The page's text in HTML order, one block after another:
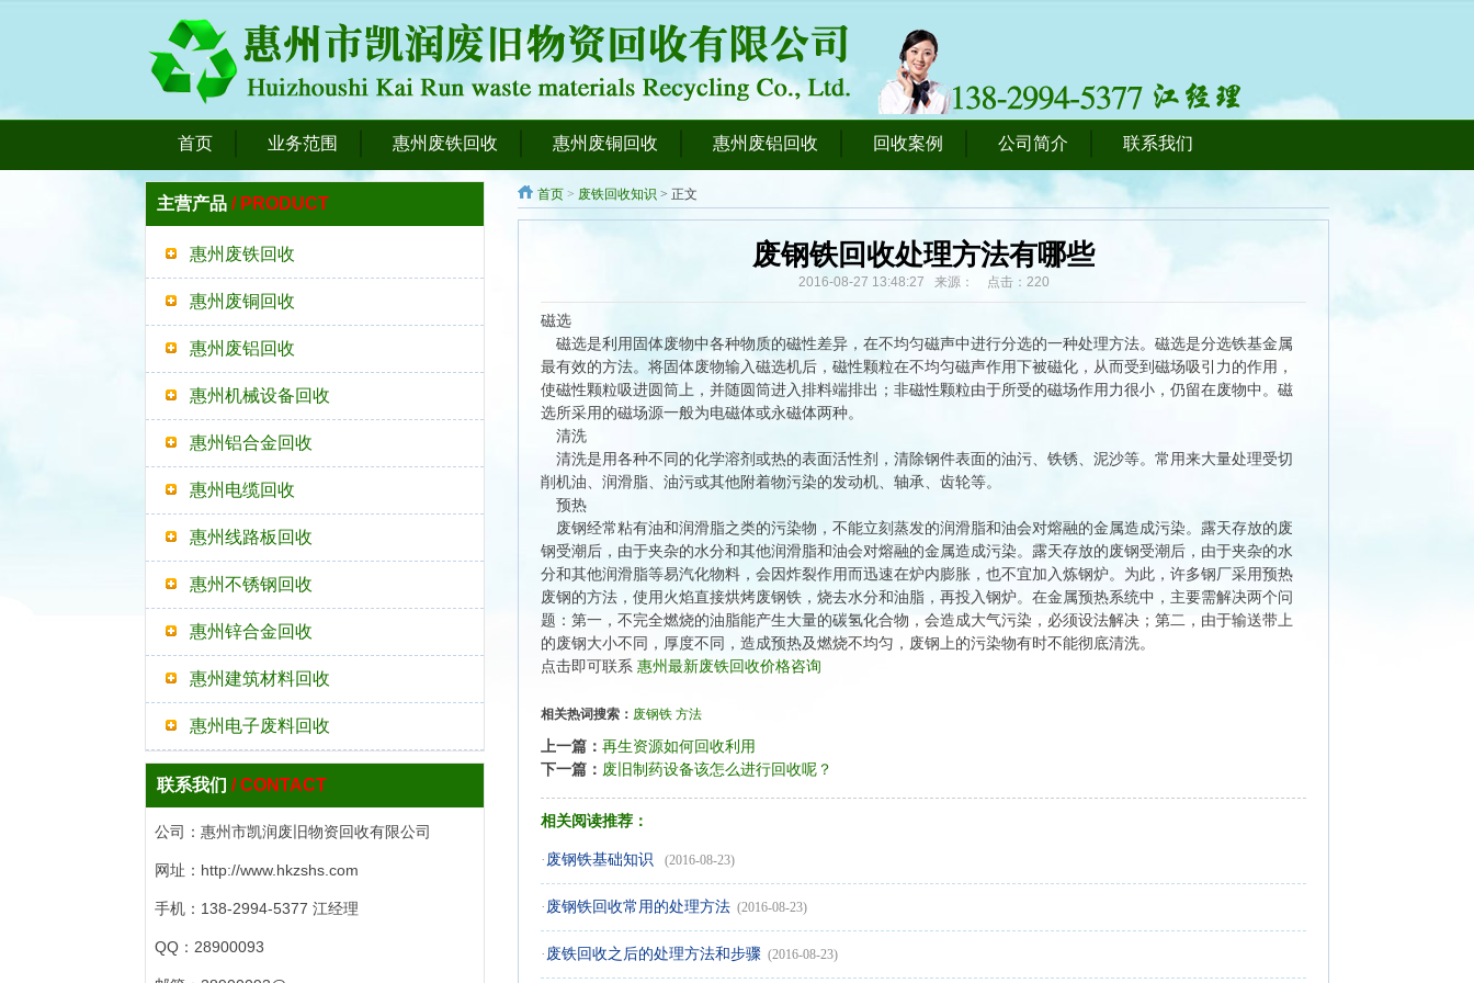
首页 业务范围 惠州废铁回收 惠州废铜回收 惠州废铝回收 回收案例 公司简介 联系我们
首页 > 废铁回收知识 > 正文
废钢铁回收处理方法有哪些
2016-08-27 13:48:27 来源： 点击： 220
磁选
磁选是利用固体废物中各种物质的磁性差异，在不均匀磁声中进行分选的一种处理方法。磁选是分选铁基金属
最有效的方法。将固体废物输入磁选机后，磁性颗粒在不均匀磁声作用下被磁化，从而受到磁场吸引力的作用，
使磁性颗粒吸进圆筒上，并随圆筒进入排料端排出；非磁性颗粒由于所受的磁场作用力很小，仍留在废物中。磁
选所采用的磁场源一般为电磁体或永磁体两种。
清洗
清洗是用各种不同的化学溶剂或热的表面活性剂，清除钢件表面的油污、铁锈、泥沙等。常用来大量处理受切
削机油、润滑脂、油污或其他附着物污染的发动机、轴承、齿轮等。
预热
废钢经常粘有油和润滑脂之类的污染物，不能立刻蒸发的润滑脂和油会对熔融的金属造成污染。露天存放的废
钢受潮后，由于夹杂的水分和其他润滑脂和油会对熔融的金属造成污染。露天存放的废钢受潮后，由于夹杂的水
分和其他润滑脂等易汽化物料，会因炸裂作用而迅速在炉内膨胀，也不宜加入炼钢炉。为此，许多钢厂采用预热
废钢的方法，使用火焰直接烘烤废钢铁，烧去水分和油脂，再投入钢炉。在金属预热系统中，主要需解决两个问
题：第一，不完全燃烧的油脂能产生大量的碳氢化合物，会造成大气污染，必须设法解决；第二，由于输送带上
的废钢大小不同，厚度不同，造成预热及燃烧不均匀，废钢上的污染物有时不能彻底清洗。
点击即可联系 惠州最新废铁回收价格咨询
相关热词搜索： 废钢铁 方法
上一篇： 再生资源如何回收利用
下一篇： 废旧制药设备该怎么进行回收呢？
相关阅读推荐：
· 废钢铁基础知识 (2016-08-23)
· 废钢铁回收常用的处理方法 (2016-08-23)
· 废铁回收之后的处理方法和步骤 (2016-08-23)
主营产品 / PRODUCT
惠州废铁回收
惠州废铜回收
惠州废铝回收
惠州机械设备回收
惠州铝合金回收
惠州电缆回收
惠州线路板回收
惠州不锈钢回收
惠州锌合金回收
惠州建筑材料回收
惠州电子废料回收
联系我们 / CONTACT
公司：惠州市凯润废旧物资回收有限公司
网址：http://www.hkzshs.com
手机：138-2994-5377 江经理
QQ：28900093